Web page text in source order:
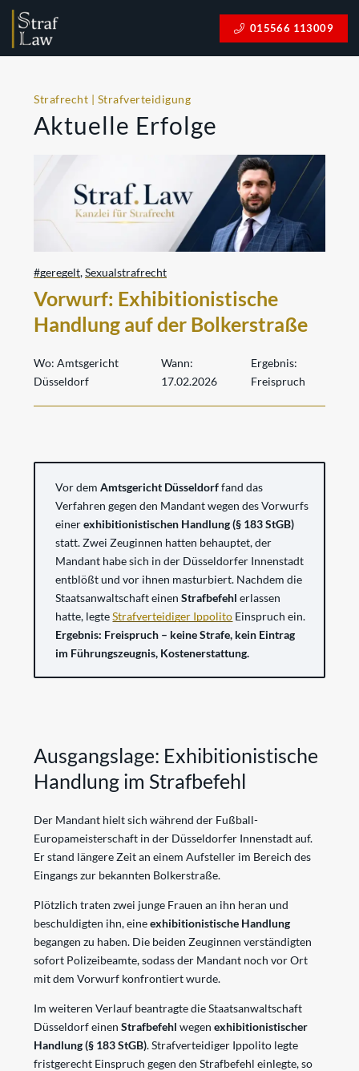
015566 113009
Strafrecht | Strafverteidigung
Aktuelle Erfolge
#geregelt,Sexualstrafrecht
Vorwurf: Exhibitionistische
Handlung auf der Bolkerstraße
Wo: Amtsgericht
Düsseldorf
Wann:
17.02.2026
Ergebnis:
Freispruch
Vor demAmtsgericht Düsseldorffand das
Verfahren gegen den Mandant wegen des Vorwurfs
einerexhibitionistischen Handlung (§ 183 StGB)
statt. Zwei Zeuginnen hatten behauptet, der
Mandant habe sich in der Düsseldorfer Innenstadt
entblößt und vor ihnen masturbiert. Nachdem die
Staatsanwaltschaft einenStrafbefehl erlassen
hatte, legteStrafverteidiger Ippolito Einspruch ein.
Ergebnis: Freispruch – keine Strafe, kein Eintrag
im Führungszeugnis, Kostenerstattung.
Ausgangslage: Exhibitionistische
Handlung im Strafbefehl
Der Mandant hielt sich während der Fußball-
Europameisterschaft in der Düsseldorfer Innenstadt auf.
Er stand längere Zeit an einem Aufsteller im Bereich des
Eingangs zur bekannten Bolkerstraße.
Plötzlich traten zwei junge Frauen an ihn heran und
beschuldigten ihn, eineexhibitionistische Handlung
begangen zu haben. Die beiden Zeuginnen verständigten
sofort Polizeibeamte, sodass der Mandant noch vor Ort
mit dem Vorwurf konfrontiert wurde.
Im weiteren Verlauf beantragte die Staatsanwaltschaft
Düsseldorf einen Strafbefehl wegen exhibitionistischer
Handlung (§ 183 StGB). Strafverteidiger Ippolito legte
fristgerecht Einspruch gegen den Strafbefehl einlegte, so